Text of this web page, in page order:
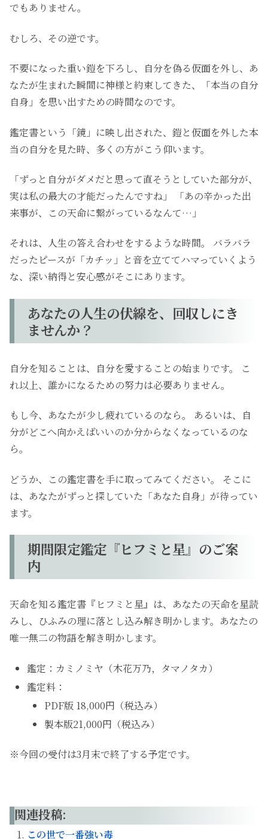
でもありません。
むしろ、その逆です。
不要になった重い鎧を下ろし、自分を偽る仮面を外し、あ
なたが生まれた瞬間に神様と約束してきた、「本当の自分
自身」を思い出すための時間なのです。
鑑定書という「鏡」に映し出された、鎧と仮面を外した本
当の自分を見た時、多くの方がこう仰います。
「ずっと自分がダメだと思って直そうとしていた部分が、
実は私の最大の才能だったんですね」 「あの辛かった出
来事が、この天命に繋がっているなんて…」
それは、人生の答え合わせをするような時間。 バラバラ
だったピースが「カチッ」と音を立ててハマっていくよう
な、深い納得と安心感がそこにあります。
あなたの人生の伏線を、回収しにき
ませんか？
自分を知ることは、自分を愛することの始まりです。 こ
れ以上、誰かになるための努力は必要ありません。
もし今、あなたが少し疲れているのなら。 あるいは、自
分がどこへ向かえばいいのか分からなくなっているのな
ら。
どうか、この鑑定書を手に取ってみてください。 そこに
は、あなたがずっと探していた「あなた自身」が待ってい
ます。
期間限定鑑定『ヒフミと星』のご案
内
天命を知る鑑定書『ヒフミと星』は、あなたの天命を星読
みし、ひふみの理に落とし込み解き明かします。あなたの
唯一無二の物語を解き明かします。
鑑定：カミノミヤ（木花万乃，タマノタカ）
鑑定料：
PDF版 18,000円（税込み）
製本版21,000円（税込み）
※今回の受付は3月末で終了する予定です。
関連投稿:
この世で一番強い毒